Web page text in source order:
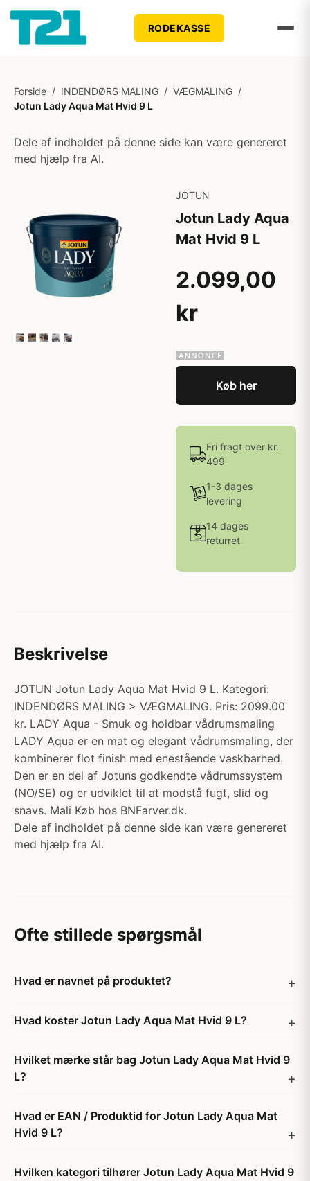
RODEKASSE
Forside / INDENDØRS MALING / VÆGMALING /
Jotun Lady Aqua Mat Hvid 9 L
Dele af indholdet på denne side kan være genereret
med hjælp fra AI.
JOTUN
Jotun Lady Aqua
Mat Hvid 9 L
2.099,00
kr
Køb her
Fri fragt over kr.
499
1-3 dages
levering
14 dages
returret
Beskrivelse
JOTUN Jotun Lady Aqua Mat Hvid 9 L. Kategori:
INDENDØRS MALING > VÆGMALING. Pris: 2099.00
kr. LADY Aqua - Smuk og holdbar vådrumsmaling
LADY Aqua er en mat og elegant vådrumsmaling, der
kombinerer flot finish med enestående vaskbarhed.
Den er en del af Jotuns godkendte vådrumssystem
(NO/SE) og er udviklet til at modstå fugt, slid og
snavs. Mali Køb hos BNFarver.dk.
Dele af indholdet på denne side kan være genereret
med hjælp fra AI.
Ofte stillede spørgsmål
Hvad er navnet på produktet?
Hvad koster Jotun Lady Aqua Mat Hvid 9 L?
Hvilket mærke står bag Jotun Lady Aqua Mat Hvid 9
L?
Hvad er EAN / Produktid for Jotun Lady Aqua Mat
Hvid 9 L?
Hvilken kategori tilhører Jotun Lady Aqua Mat Hvid 9